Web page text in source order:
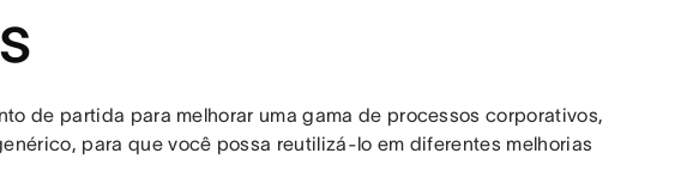
de partida para melhorar uma gama de processos corporativos,
para que você possa reutilizá-lo em diferentes melhorias